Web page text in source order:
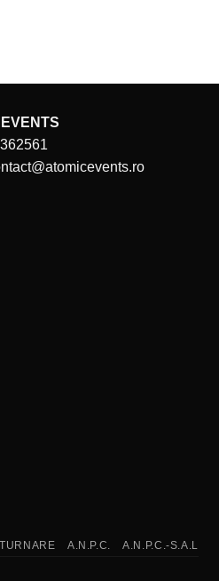
A.N.P.C. A.N.P.C.-S.A.L